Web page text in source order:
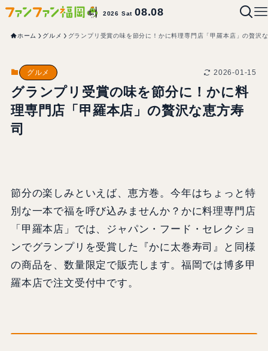
2026 Sat08.08
ホーム グルメ グランプリ受賞の味を節分に！かに料理専門店「甲羅本店」の贅沢
グルメ 2026-01-15
グランプリ受賞の味を節分に！かに料
理専門店「甲羅本店」の贅沢な恵方寿
司
節分の楽しみといえば、恵方巻。今年はちょっと特
別な一本で福を呼び込みませんか？かに料理専門店
「甲羅本店」では、ジャパン・フード・セレクショ
ンでグランプリを受賞した『かに太巻寿司』と同様
の商品を、数量限定で販売します。福岡では博多甲
羅本店で注文受付中です。